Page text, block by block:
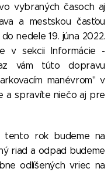
vybraných časoch aj
a mestskou časťou
nedele 19. júna 2022.
v sekcii Informácie -
vám túto dopravu
manévrom" v
a spravíte niečo aj pre
tento rok budeme na
riad a odpad budeme
odlíšených vriec na